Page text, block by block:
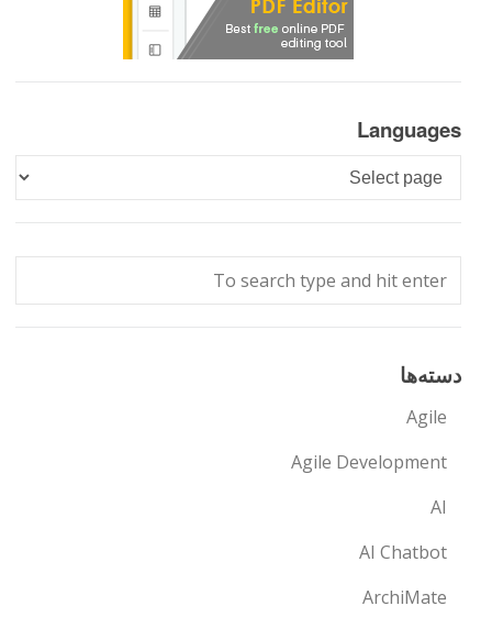
Languages
Languages
دسته‌ها
Agile
Agile Development
AI
AI Chatbot
ArchiMate